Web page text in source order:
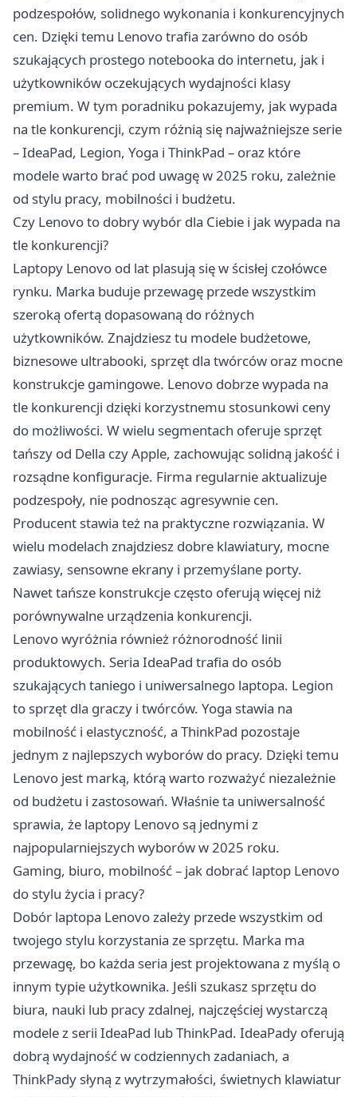
podzespołów, solidnego wykonania i konkurencyjnych
cen. Dzięki temu Lenovo trafia zarówno do osób
szukających prostego notebooka do internetu, jak i
użytkowników oczekujących wydajności klasy
premium. W tym poradniku pokazujemy, jak wypada
na tle konkurencji, czym różnią się najważniejsze serie
– IdeaPad, Legion, Yoga i ThinkPad – oraz które
modele warto brać pod uwagę w 2025 roku, zależnie
od stylu pracy, mobilności i budżetu.
Czy Lenovo to dobry wybór dla Ciebie i jak wypada na
tle konkurencji?
Laptopy Lenovo od lat plasują się w ścisłej czołówce
rynku. Marka buduje przewagę przede wszystkim
szeroką ofertą dopasowaną do różnych
użytkowników. Znajdziesz tu modele budżetowe,
biznesowe ultrabooki, sprzęt dla twórców oraz mocne
konstrukcje gamingowe. Lenovo dobrze wypada na
tle konkurencji dzięki korzystnemu stosunkowi ceny
do możliwości. W wielu segmentach oferuje sprzęt
tańszy od Della czy Apple, zachowując solidną jakość i
rozsądne konfiguracje. Firma regularnie aktualizuje
podzespoły, nie podnosząc agresywnie cen.
Producent stawia też na praktyczne rozwiązania. W
wielu modelach znajdziesz dobre klawiatury, mocne
zawiasy, sensowne ekrany i przemyślane porty.
Nawet tańsze konstrukcje często oferują więcej niż
porównywalne urządzenia konkurencji.
Lenovo wyróżnia również różnorodność linii
produktowych. Seria IdeaPad trafia do osób
szukających taniego i uniwersalnego laptopa. Legion
to sprzęt dla graczy i twórców. Yoga stawia na
mobilność i elastyczność, a ThinkPad pozostaje
jednym z najlepszych wyborów do pracy. Dzięki temu
Lenovo jest marką, którą warto rozważyć niezależnie
od budżetu i zastosowań. Właśnie ta uniwersalność
sprawia, że laptopy Lenovo są jednymi z
najpopularniejszych wyborów w 2025 roku.
Gaming, biuro, mobilność – jak dobrać laptop Lenovo
do stylu życia i pracy?
Dobór laptopa Lenovo zależy przede wszystkim od
twojego stylu korzystania ze sprzętu. Marka ma
przewagę, bo każda seria jest projektowana z myślą o
innym typie użytkownika. Jeśli szukasz sprzętu do
biura, nauki lub pracy zdalnej, najczęściej wystarczą
modele z serii IdeaPad lub ThinkPad. IdeaPady oferują
dobrą wydajność w codziennych zadaniach, a
ThinkPady słyną z wytrzymałości, świetnych klawiatur